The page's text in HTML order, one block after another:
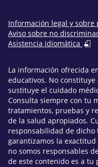
Información legal y sobre
Aviso sobre no
Asistencia idiomática
La información ofrecida
educativos. No
sustituye el cuidado
Consulta siempre con tu
tratamientos, pruebas y
de la salud apropiados.
responsabilidad de dicho
garantizamos la
no somos responsables
de este contenido es a tu